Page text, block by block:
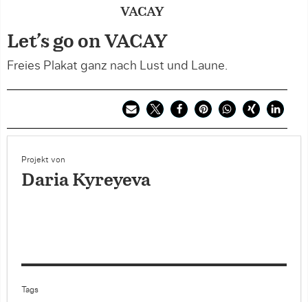
Let’s go on VACAY
Freies Plakat ganz nach Lust und Laune.
Projekt von
Daria Kyreyeva
Tags